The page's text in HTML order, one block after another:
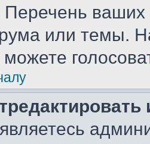
ваших
или темы.